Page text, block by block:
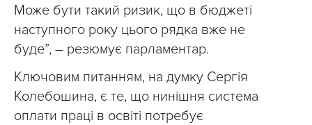
Може бути такий ризик, що в бюджеті
наступного року цього рядка вже не
буде”, – резюмує парламентар.
Ключовим питанням, на думку Сергія
Колебошина, є те, що нинішня система
оплати праці в освіті потребує